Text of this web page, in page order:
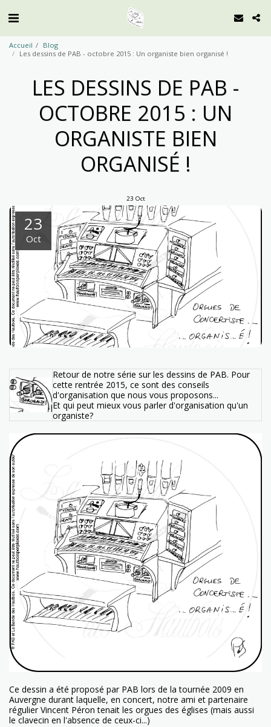
Accueil
Blog
Les dessins de PAB - octobre 2015 : Un organiste bien organisé !
LES DESSINS DE PAB -
OCTOBRE 2015 : UN
ORGANISTE BIEN
ORGANISÉ !
23 Oct
23
Oct
Retour de notre série sur les dessins de PAB. Pour
cette rentrée 2015, ce sont des conseils
d'organisation que nous vous proposons...
Et qui peut mieux vous parler d'organisation qu'un
organiste?
Ce dessin a été proposé par PAB lors de la tournée 2009 en
Auvergne durant laquelle, en concert, notre ami et partenaire
régulier Vincent Péron tenait les orgues des églises (mais aussi
le clavecin en l'absence de ceux-ci...)